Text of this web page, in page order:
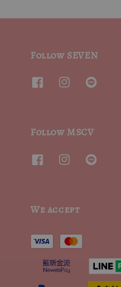
Follow SEVEN
Follow MSCV
We accept